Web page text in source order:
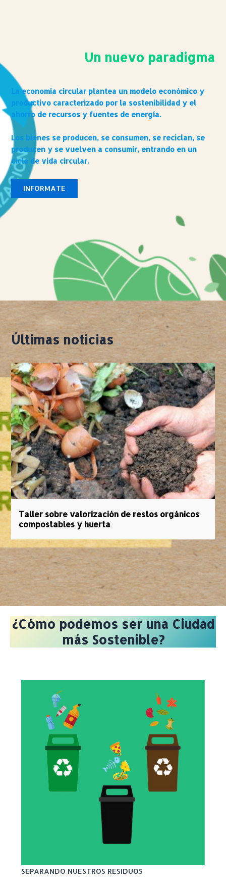
Un nuevo paradigma
La economía circular plantea un modelo económico y
productivo caracterizado por la sostenibilidad y el
ahorro de recursos y fuentes de energía.
Los bienes se producen, se consumen, se reciclan, se
producen y se vuelven a consumir, entrando en un
ciclo de vida circular.
INFORMATE
Últimas noticias
Taller sobre valorización de restos orgánicos
compostables y huerta
¿Cómo podemos ser una Ciudad
más Sostenible?
SEPARANDO NUESTROS RESIDUOS